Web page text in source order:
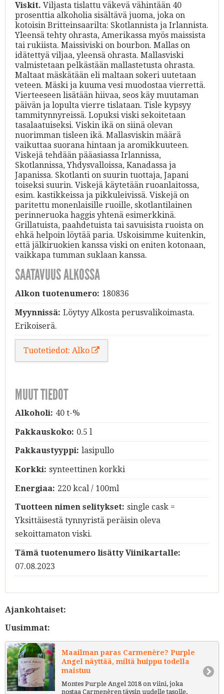
Viskit. Viljasta tislattu väkevä vähintään 40
prosenttia alkoholia sisältävä juoma, joka on
kotoisin Britteinsaarilta: Skotlannista ja Irlannista.
Yleensä tehty ohrasta, Amerikassa myös maissista
tai rukiista. Maissiviski on bourbon. Mallas on
idätettyä viljaa, yleensä ohrasta. Mallasviski
valmistetaan pelkästään mallastetusta ohrasta.
Maltaat mäskätään eli maltaan sokeri uutetaan
veteen. Mäski ja kuuma vesi muodostaa vierrettä.
Vierteeseen lisätään hiivaa, seos käy muutaman
päivän ja lopulta vierre tislataan. Tisle kypsyy
tammitynnyreissä. Lopuksi viski sekoitetaan
tasalaatuiseksi. Viskin ikä on siinä olevan
nuorimman tisleen ikä. Mallasviskin määrä
vaikuttaa suorana hintaan ja aromikkuuteen.
Viskejä tehdään pääasiassa Irlannissa,
Skotlannissa, Yhdysvalloissa, Kanadassa ja
Japanissa. Skotlanti on suurin tuottaja, Japani
toiseksi suurin. Viskejä käytetään ruoanlaitossa,
esim. kastikkeissa ja pikkuleivissä. Viskejä on
paritettu monenlaisille ruoille, skotlantilainen
perinneruoka haggis yhtenä esimerkkinä.
Grillatuista, paahdetuista tai savuisista ruoista on
ehkä helpoin löytää paria. Uskoisimme kuitenkin,
että jälkiruokien kanssa viski on eniten kotonaan,
vaikkapa tumman suklaan kanssa.
SAATAVUUS ALKOSSA
Alkon tuotenumero: 180836
Myynnissä: Löytyy Alkosta perusvalikoimasta.
Erikoiserä.
Tuotetiedot: Alko
MUUT TIEDOT
Alkoholi: 40 t-%
Pakkauskoko: 0.5 l
Pakkaustyyppi: lasipullo
Korkki: synteettinen korkki
Energiaa: 220 kcal / 100ml
Tuotteen nimen selitykset: single cask =
Yksittäisestä tynnyristä peräisin oleva
sekoittamaton viski.
Tämä tuotenumero lisätty Viinikartalle:
07.08.2023
Ajankohtaiset:
Uusimmat:
Maailman paras Carmenère? Purple
Angel näyttää, miltä huippu todella
maistuu
Montes Purple Angel 2018 on viini, joka
nostaa Carmenèren täysin uudelle tasolle.